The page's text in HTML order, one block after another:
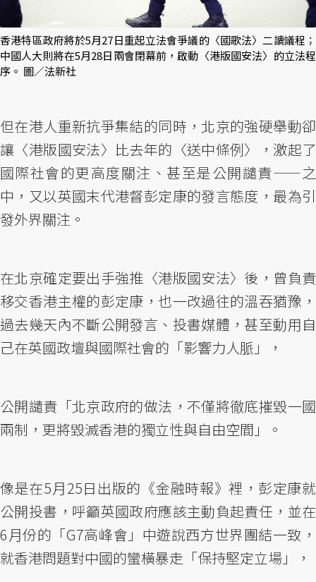
香港特區政府將於5月27日重起立法會爭議的〈國歌法〉二讀議程；
中國人大則將在5月28日兩會閉幕前，啟動〈港版國安法〉的立法程
序。 圖／法新社
但在港人重新抗爭集結的同時，北京的強硬舉動卻
讓〈港版國安法〉比去年的〈送中條例〉，激起了
國際社會的更高度關注、甚至是公開譴責——之
中，又以英國末代港督彭定康的發言態度，最為引
發外界關注。
在北京確定要出手強推〈港版國安法〉後，曾負責
移交香港主權的彭定康，也一改過往的溫吞猶豫，
過去幾天內不斷公開發言、投書媒體，甚至動用自
己在英國政壇與國際社會的「影響力人脈」，
公開譴責「北京政府的做法，不僅將徹底摧毀一國
兩制，更將毀滅香港的獨立性與自由空間」。
像是在5月25日出版的《金融時報》裡，彭定康就
公開投書，呼籲英國政府應該主動負起責任，並在
6月份的「G7高峰會」中遊說西方世界團結一致，
就香港問題對中國的蠻橫暴走「保持堅定立場」，